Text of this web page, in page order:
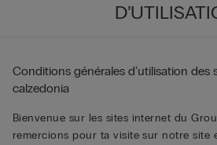
Conditions générales d’utilisation
calzedonia
Bienvenue sur les sites internet du
remercions pour ta visite sur notre site